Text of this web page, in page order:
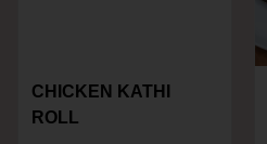
CHICKEN KATHI
ROLL